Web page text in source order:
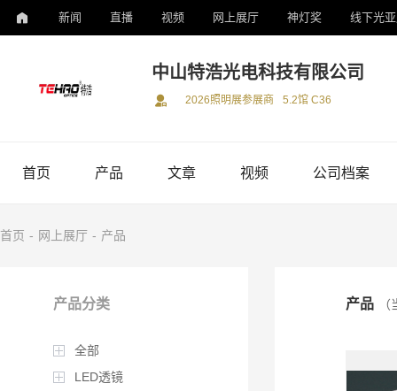
新闻 直播 视频 网上展厅 神灯奖 线下光
中山特浩光电科技有限公司
2026照明展参展商 5.2馆 C36
首页 产品 文章 视频 公司档案
首页 - 网上展厅 - 产品
产品分类
全部
LED透镜
产品